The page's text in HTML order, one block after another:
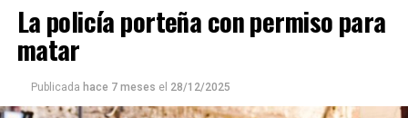
La policía porteña con permiso para
matar
Publicada hace 7 meses el 28/12/2025